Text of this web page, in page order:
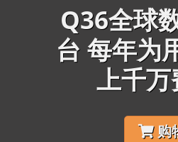
Q36全球
台 每年为
上千万
购